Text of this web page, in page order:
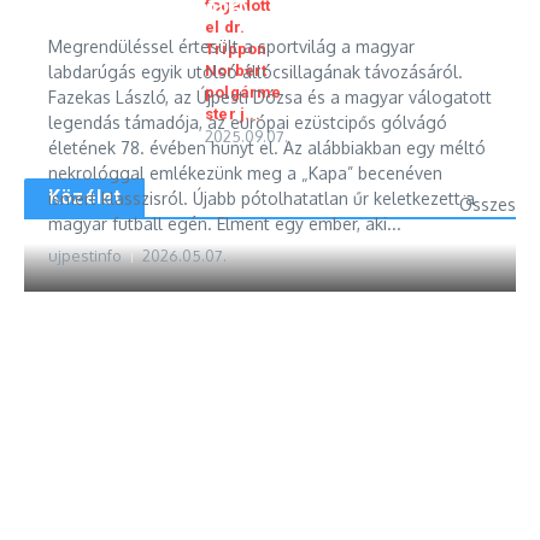
fogadott
el dr.
Trippon
Norbert
polgárme
ster j...
2025.09.07.
Közélet Összes
László (1947–2026)
Megrendüléssel értesült a sportvilág a magyar
labdarúgás egyik utolsó állócsillagának távozásáról.
Fazekas László, az Újpesti Dózsa és a magyar válogatott
legendás támadója, az európai ezüstcipős gólvágó
életének 78. évében hunyt el. Az alábbiakban egy méltó
nekrológgal emlékezünk meg a „Kapa” becenéven
ismert klasszisról. Újabb pótolhatatlan űr keletkezett a
magyar futball egén. Elment egy ember, aki...
ujpestinfo 2026.05.07.